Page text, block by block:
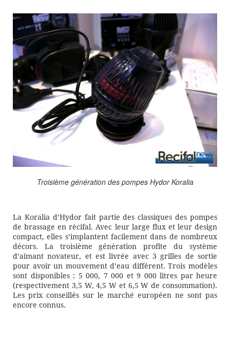
Troisième génération des pompes Hydor Koralia
La Koralia d’Hydor fait partie des classiques des pompes
de brassage en récifal. Avec leur large flux et leur design
compact, elles s’implantent facilement dans de nombreux
décors. La troisième génération profite du système
d’aimant novateur, et est livrée avec 3 grilles de sortie
pour avoir un mouvement d’eau différent. Trois modèles
sont disponibles : 5 000, 7 000 et 9 000 litres par heure
(respectivement 3,5 W, 4,5 W et 6,5 W de consommation).
Les prix conseillés sur le marché européen ne sont pas
encore connus.